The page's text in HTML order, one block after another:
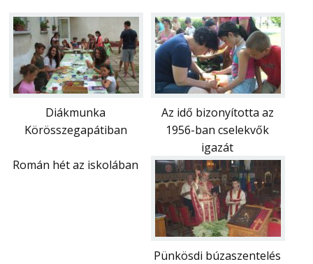
Diákmunka
Körösszegapátiban
Az idő bizonyította az
1956-ban cselekvők
igazát
Román hét az iskolában
Pünkösdi búzaszentelés